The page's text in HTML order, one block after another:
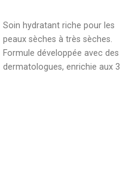
Soin hydratant riche pour les
peaux sèches à très sèches.
Formule développée avec des
dermatologues, enrichie aux 3